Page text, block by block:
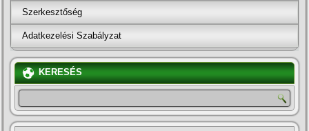
Szerkesztőség
Adatkezelési Szabályzat
KERESÉS